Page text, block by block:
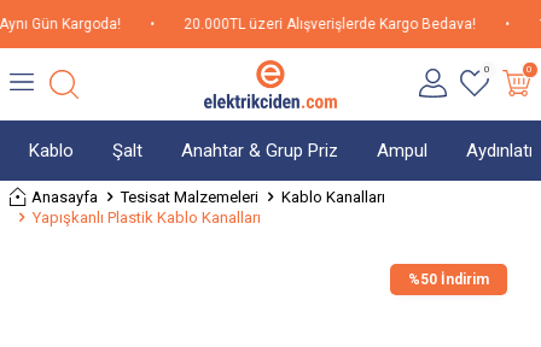
Gün Kargoda! 20.000TL üzeri Alışverişlerde Kargo Bedava!
0 0
Kablo Şalt Anahtar & Grup Priz Ampul
Anasayfa Tesisat Malzemeleri
Kablo Kanalları
Yapışkanlı Plastik Kablo Kanalları
%50 İndirim